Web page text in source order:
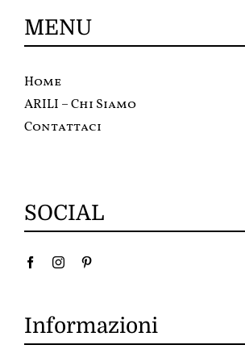
MENU
Home
ARILI – Chi Siamo
Contattaci
SOCIAL
Informazioni